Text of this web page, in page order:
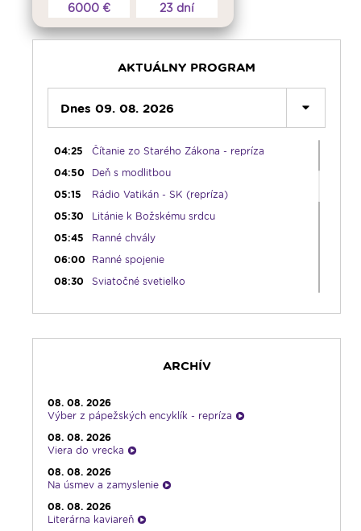
6000 € 23 dní
AKTUÁLNY PROGRAM
Dnes 09. 08. 2026
00:01
AI, tešíma! - repríza
00:30 Večera u Slováka - repríza
Pútnický víkend - repríza
02:00 História a my - repríza
03:00
Pod vankúš
04:00 Slávnostný ruženec
04:25
Čítanie zo Starého Zákona - repríza
04:50
Deň s modlitbou
05:15
Rádio Vatikán - SK (repríza)
05:30
Litánie k Božskému srdcu
05:45
Ranné chvály
06:00
Ranné spojenie
08:30
Sviatočné svetielko
Hudobný aperitív
13:00
Rozhlasová hra
14:00
Vyznania
15:00
Korunka Božieho milosrdenstva - Hodina
milosrdenstva
15:30
Svetlo nádeje
16:00
Piesne na želanie
ARCHÍV
08. 08. 2026
Výber z pápežských encyklík - repríza
08. 08. 2026
Viera do vrecka
08. 08. 2026
Na úsmev a zamyslenie
08. 08. 2026
Literárna kaviareň